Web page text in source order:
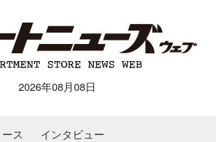
2026年08月08日
ス インタビュー